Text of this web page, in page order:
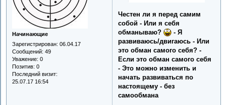
Начинающие
Зарегистрирован: 06.04.17
Сообщений: 49
Уважение: 0
Позитив: 0
Последний визит:
25.07.17 16:54
Честен ли я перед самим
собой - Или я себя
обманываю?
- Я
развиваюсь/двигаюсь - Или
это обман самого себя? -
Если это обман самого себя
- Это можно изменить и
начать развиваться по
настоящему - без
самообмана